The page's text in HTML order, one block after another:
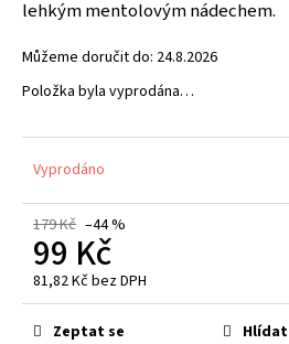
lehkým mentolovým nádechem.
Můžeme doručit do: 24.8.2026
Položka byla vyprodána…
Vyprodáno
179 Kč –44 %
99 Kč
81,82 Kč bez DPH
Měrná
cena:Zeptat se Hlídat
p
r
u
u
m
e
E-